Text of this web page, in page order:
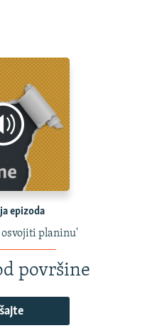
epizoda
planinu'
površine